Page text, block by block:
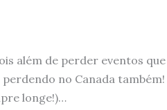
além de perder eventos que
no Canada também!
longe!)…